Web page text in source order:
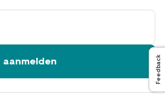
aanmelden Feedback